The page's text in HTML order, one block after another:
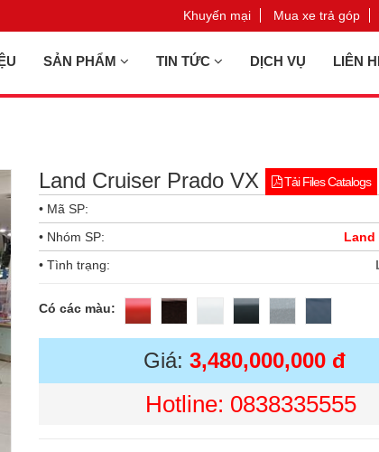
Khuyến mại Mua xe trả góp
SẢN PHẨM TIN TỨC DỊCH VỤ LIÊN
Land Cruiser Prado VX
Tải Files Catalogs
• Mã SP:
• Nhóm SP:
Land
• Tình trạng:
Có các màu:
Giá: 3,480,000,000 đ
Hotline: 0838335555